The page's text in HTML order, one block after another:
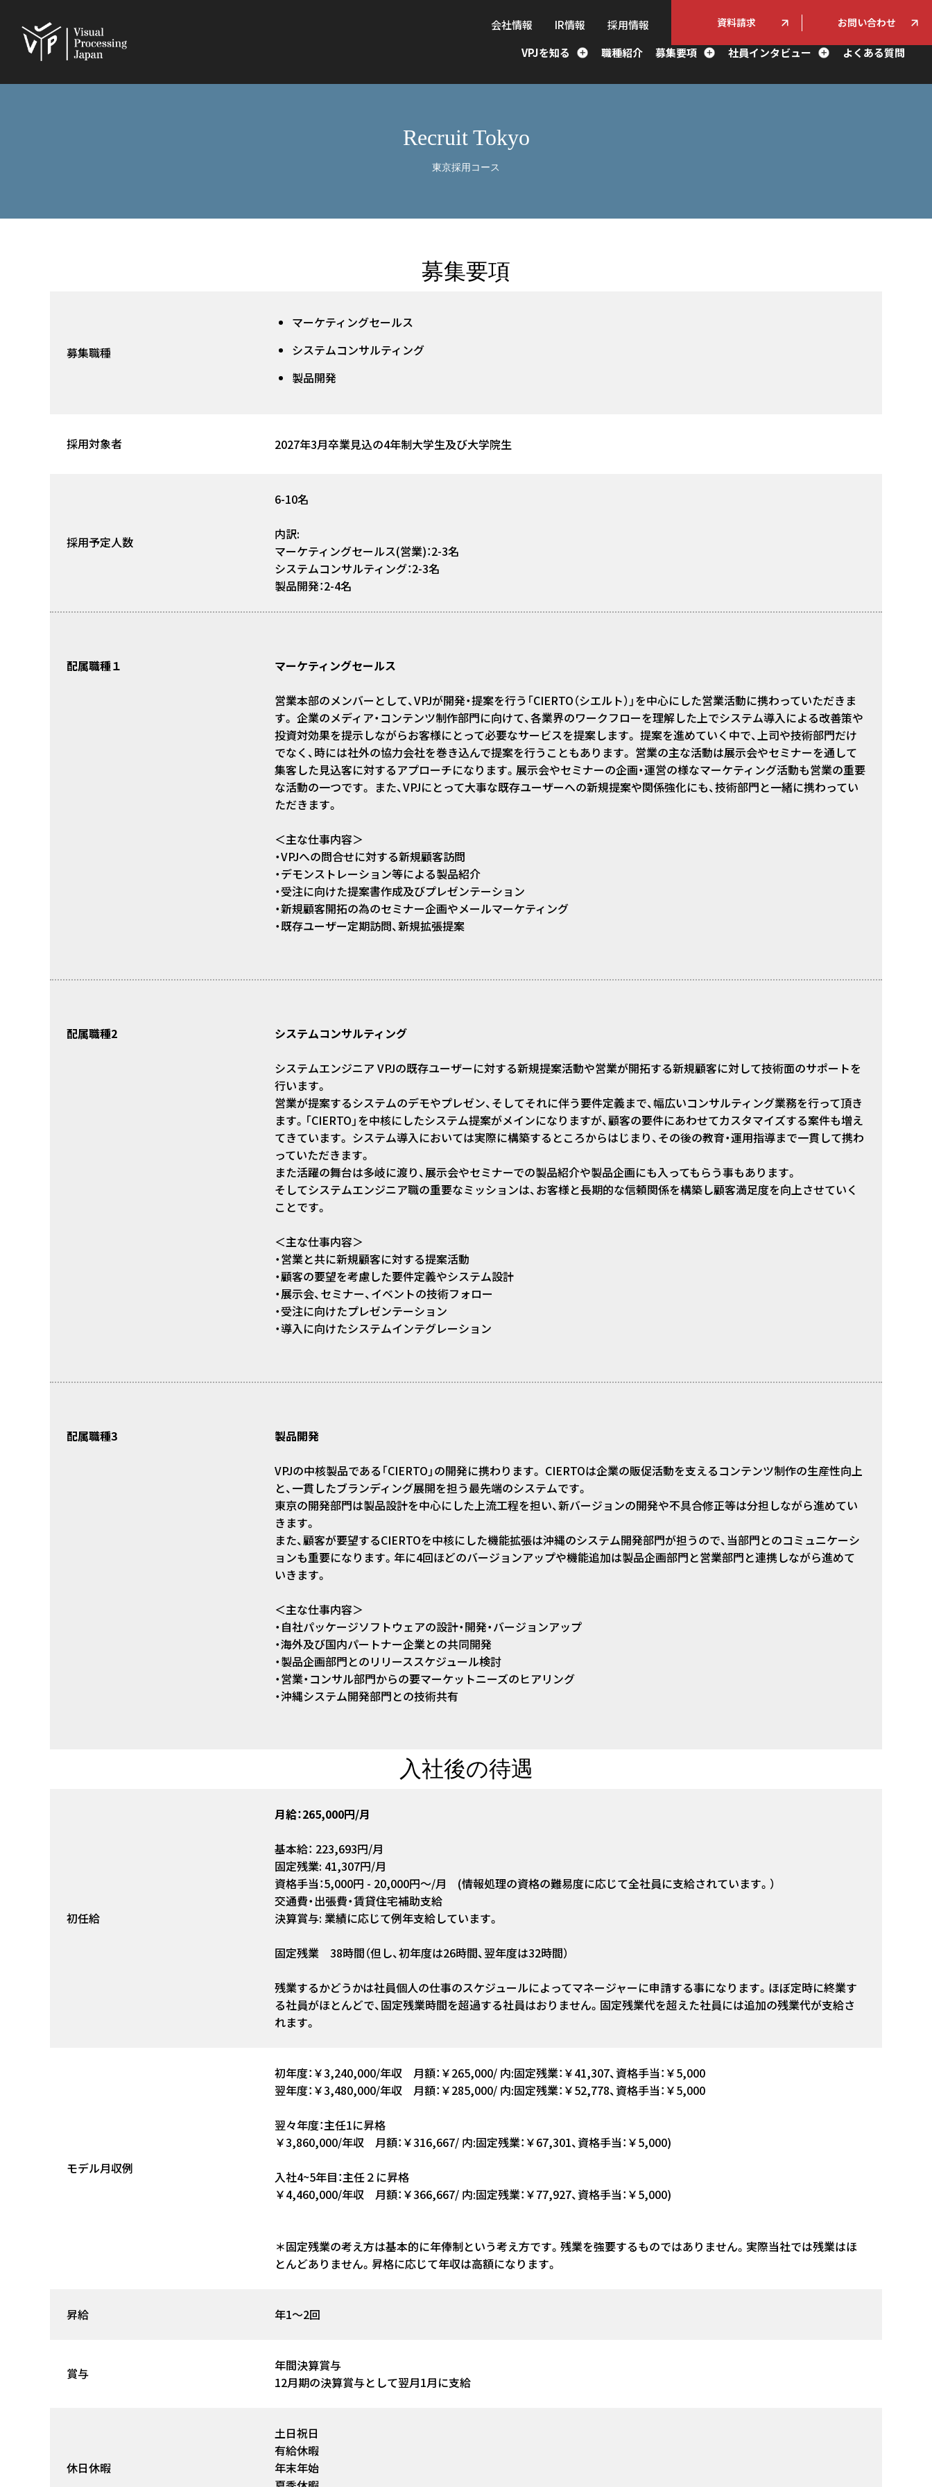
会社情報 IR情報 採用情報 資料請求 お問い合わせ
VPJを知る 職種紹介 募集要項 社員インタビュー よくある質問
Recruit Tokyo
東京採用コース
募集要項
募集職種
マーケティングセールス
システムコンサルティング
製品開発
採用対象者 2027年3月卒業見込の4年制大学生及び大学院生
採用予定人数
6-10名
内訳:
マーケティングセールス(営業)：2-3名
システムコンサルティング：2-3名
製品開発：2-4名
配属職種１ マーケティングセールス
営業本部のメンバーとして、VPJが開発・提案を行う「CIERTO（シエルト）」を中心にした営業活動に携わっていただきま
す。 企業のメディア・コンテンツ制作部門に向けて、各業界のワークフローを理解した上でシステム導入による改善策や
投資対効果を提示しながらお客様にとって必要なサービスを提案します。 提案を進めていく中で、上司や技術部門だけ
でなく、時には社外の協力会社を巻き込んで提案を行うこともあります。 営業の主な活動は展示会やセミナーを通して
集客した見込客に対するアプローチになります。展示会やセミナーの企画・運営の様なマーケティング活動も営業の重要
な活動の一つです。 また、VPJにとって大事な既存ユーザーへの新規提案や関係強化にも、技術部門と一緒に携わってい
ただきます。
＜主な仕事内容＞
・VPJへの問合せに対する新規顧客訪問
・デモンストレーション等による製品紹介
・受注に向けた提案書作成及びプレゼンテーション
・新規顧客開拓の為のセミナー企画やメールマーケティング
・既存ユーザー定期訪問、新規拡張提案
配属職種2 システムコンサルティング
システムエンジニア VPJの既存ユーザーに対する新規提案活動や営業が開拓する新規顧客に対して技術面のサポートを
行います。
営業が提案するシステムのデモやプレゼン、そしてそれに伴う要件定義まで、幅広いコンサルティング業務を行って頂き
ます。「CIERTO」を中核にしたシステム提案がメインになりますが、顧客の要件にあわせてカスタマイズする案件も増え
てきています。 システム導入においては実際に構築するところからはじまり、その後の教育・運用指導まで一貫して携わ
っていただきます。
また活躍の舞台は多岐に渡り、展示会やセミナーでの製品紹介や製品企画にも入ってもらう事もあります。
そしてシステムエンジニア職の重要なミッションは、お客様と長期的な信頼関係を構築し顧客満足度を向上させていく
ことです。
＜主な仕事内容＞
・営業と共に新規顧客に対する提案活動
・顧客の要望を考慮した要件定義やシステム設計
・展示会、セミナー、イベントの技術フォロー
・受注に向けたプレゼンテーション
・導入に向けたシステムインテグレーション
配属職種3 製品開発
VPJの中核製品である「CIERTO」の開発に携わります。 CIERTOは企業の販促活動を支えるコンテンツ制作の生産性向上
と、一貫したブランディング展開を担う最先端のシステムです。
東京の開発部門は製品設計を中心にした上流工程を担い、新バージョンの開発や不具合修正等は分担しながら進めてい
きます。
また、顧客が要望するCIERTOを中核にした機能拡張は沖縄のシステム開発部門が担うので、当部門とのコミュニケーシ
ョンも重要になります。年に4回ほどのバージョンアップや機能追加は製品企画部門と営業部門と連携しながら進めて
いきます。
＜主な仕事内容＞
・自社パッケージソフトウェアの設計・開発・バージョンアップ
・海外及び国内パートナー企業との共同開発
・製品企画部門とのリリーススケジュール検討
・営業・コンサル部門からの要マーケットニーズのヒアリング
・沖縄システム開発部門との技術共有
入社後の待遇
初任給
月給：265,000円/月
基本給： 223,693円/月
固定残業: 41,307円/月
資格手当：5,000円 - 20,000円〜/月 (情報処理の資格の難易度に応じて全社員に支給されています。）
交通費・出張費・賃貸住宅補助支給
決算賞与: 業績に応じて例年支給しています。
固定残業 38時間（但し、初年度は26時間、翌年度は32時間）
残業するかどうかは社員個人の仕事のスケジュールによってマネージャーに申請する事になります。ほぼ定時に終業す
る社員がほとんどで、固定残業時間を超過する社員はおりません。固定残業代を超えた社員には追加の残業代が支給さ
れます。
モデル月収例
初年度：￥3,240,000/年収 月額：￥265,000/ 内:固定残業：￥41,307、資格手当：￥5,000
翌年度：￥3,480,000/年収 月額：￥285,000/ 内:固定残業：￥52,778、資格手当：￥5,000
翌々年度：主任1に昇格
￥3,860,000/年収 月額：￥316,667/ 内:固定残業：￥67,301、資格手当：￥5,000)
入社4~5年目：主任２に昇格
￥4,460,000/年収 月額：￥366,667/ 内:固定残業：￥77,927、資格手当：￥5,000)
＊固定残業の考え方は基本的に年俸制という考え方です。残業を強要するものではありません。実際当社では残業はほ
とんどありません。昇格に応じて年収は高額になります。
昇給 年1～2回
賞与
年間決算賞与
12月期の決算賞与として翌月1月に支給
休日休暇
土日祝日
有給休暇
年末年始